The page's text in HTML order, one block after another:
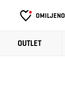
OMILJENO
OUTLET